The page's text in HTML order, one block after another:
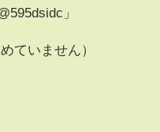
」
ていません）